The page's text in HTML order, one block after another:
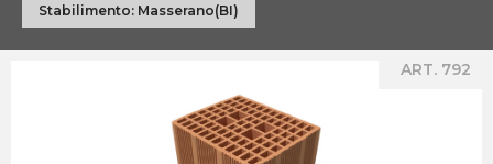
Stabilimento: Masserano(BI)
ART. 792